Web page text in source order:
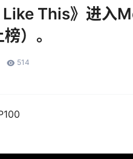
This》进入
）。
514